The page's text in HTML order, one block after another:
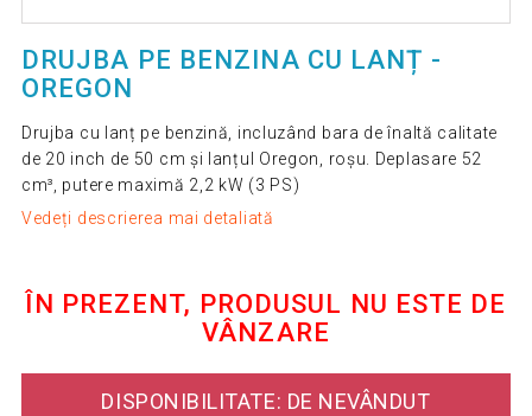
DRUJBA PE BENZINA CU LANȚ -
OREGON
Drujba cu lanț pe benzină, incluzând bara de înaltă calitate
de 20 inch de 50 cm și lanțul Oregon, roșu. Deplasare 52
cm³, putere maximă 2,2 kW (3 PS)
Vedeți descrierea mai detaliată
ÎN PREZENT, PRODUSUL NU ESTE DE
VÂNZARE
DISPONIBILITATE: DE NEVÂNDUT